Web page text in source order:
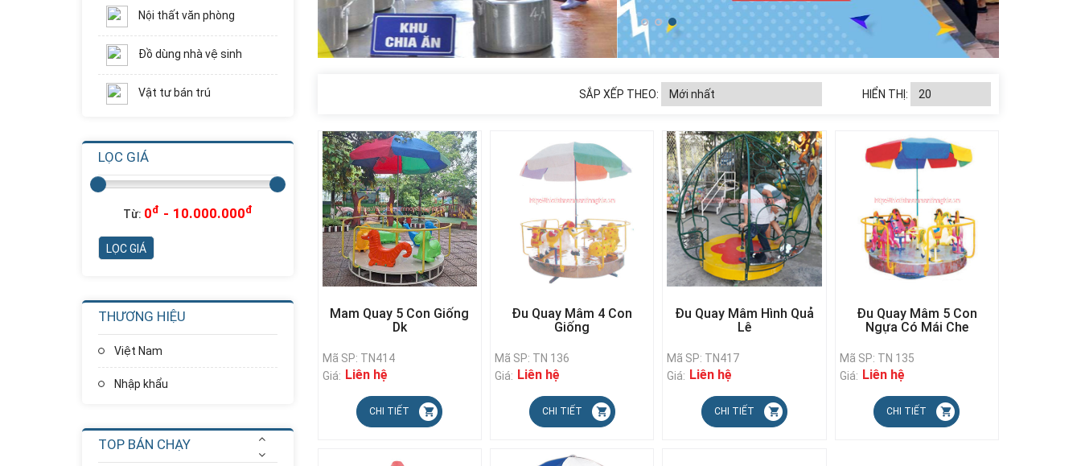
HIỂN THỊ:
SẮP XẾP THEO:
Mam Quay 5 Con Giống
Dk
Mã SP: TN414
Giá: Liên hệ
CHI TIẾT
Đu Quay Mâm 4 Con
Giống
Mã SP: TN 136
Giá: Liên hệ
CHI TIẾT
Đu Quay Mâm Hình Quả
Lê
Mã SP: TN417
Giá: Liên hệ
CHI TIẾT
Đu Quay Mâm 5 Con
Ngựa Có Mái Che
Mã SP: TN 135
Giá: Liên hệ
CHI TIẾT
Nội thất văn phòng
Đồ dùng nhà vệ sinh
Vật tư bán trú
LỌC GIÁ
Từ: 0đ - 10.000.000đ
THƯƠNG HIỆU
Việt Nam
Nhập khẩu
TOP BÁN CHẠY
Trượt Xoắn Ống...
Nhà Chơi Cầu
Liên hệ